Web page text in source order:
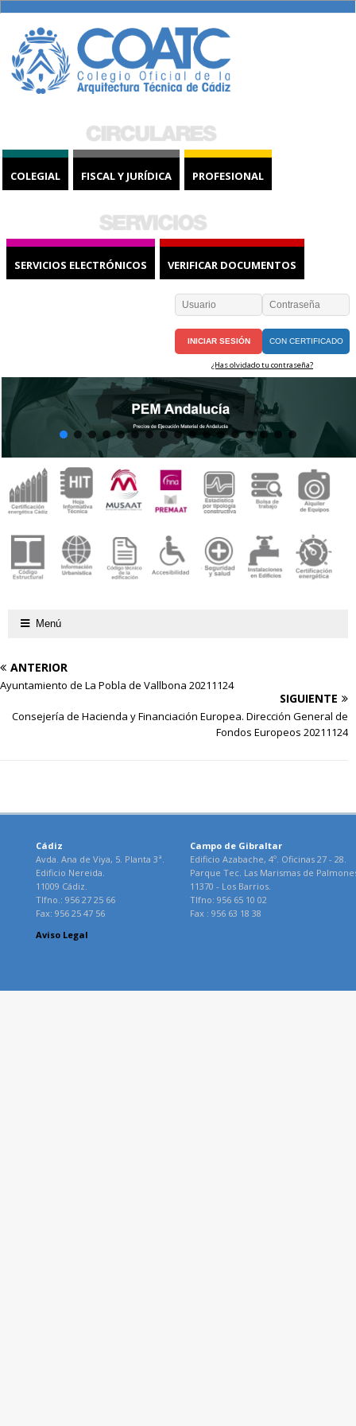
COLEGIAL FISCAL Y JURÍDICA PROFESIONAL
SERVICIOS ELECTRÓNICOS VERIFICAR DOCUMENTOS
CON CERTIFICADO
¿Has olvidado tu contraseña?
Menú
ANTERIOR
Ayuntamiento de La Pobla de Vallbona 20211124
SIGUIENTE
Consejería de Hacienda y Financiación Europea. Dirección General de
Fondos Europeos 20211124
Cádiz
Avda. Ana de Viya, 5. Planta 3ª.
Edificio Nereida.
11009 Cádiz.
Tlfno.: 956 27 25 66
Fax: 956 25 47 56
Campo de Gibraltar
Edificio Azabache, 4º. Oficinas 27 - 28.
Parque Tec. Las Marismas de
11370 - Los Barrios.
Tlfno: 956 65 10 02
Fax : 956 63 18 38
Aviso Legal